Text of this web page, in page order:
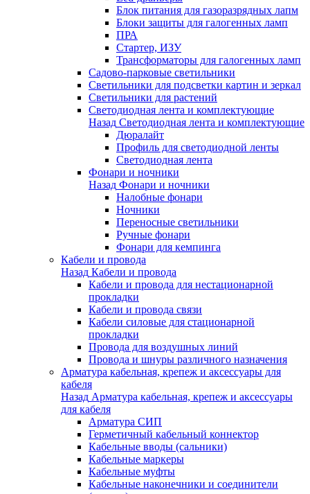
Блок питания для газоразрядных лапм
Блоки защиты для галогенных ламп
ПРА
Стартер, ИЗУ
Трансформаторы для галогенных ламп
Садово-парковые светильники
Светильники для подсветки картин и зеркал
Светильники для растений
Светодиодная лента и комплектующие
Назад Светодиодная лента и комплектующие
Дюралайт
Профиль для светодиодной ленты
Светодиодная лента
Фонари и ночники
Назад Фонари и ночники
Налобные фонари
Ночники
Переносные светильники
Ручные фонари
Фонари для кемпинга
Кабели и провода
Назад Кабели и провода
Кабели и провода для нестационарной
прокладки
Кабели и провода связи
Кабели силовые для стационарной
прокладки
Провода для воздушных линий
Провода и шнуры различного назначения
Арматура кабельная, крепеж и аксессуары для
кабеля
Назад Арматура кабельная, крепеж и аксессуары
для кабеля
Арматура СИП
Герметичный кабельный коннектор
Кабельные вводы (сальники)
Кабельные маркеры
Кабельные муфты
Кабельные наконечники и соединители